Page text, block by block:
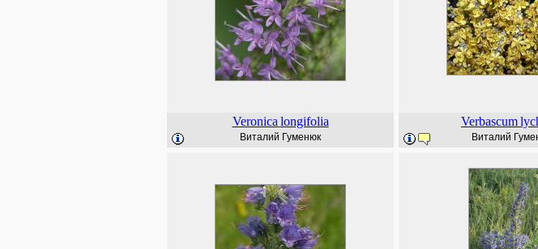
Veronica longifolia
Виталий Гуменюк
Verbascum
Виталий